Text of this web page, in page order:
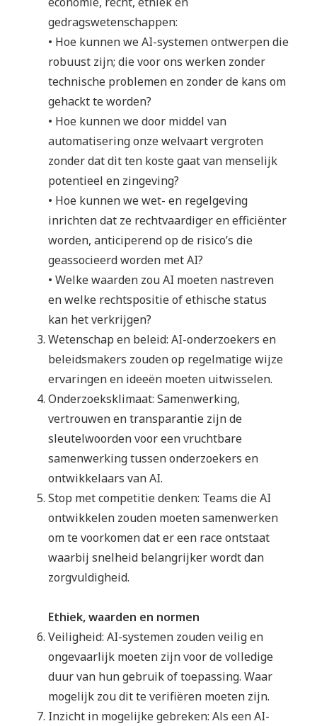
gedragswetenschappen:
• Hoe kunnen we AI-systemen ontwerpen die
robuust zijn; die voor ons werken zonder
technische problemen en zonder de kans om
gehackt te worden?
• Hoe kunnen we door middel van
automatisering onze welvaart vergroten
zonder dat dit ten koste gaat van menselijk
potentieel en zingeving?
• Hoe kunnen we wet- en regelgeving
inrichten dat ze rechtvaardiger en efficiënter
worden, anticiperend op de risico’s die
geassocieerd worden met AI?
• Welke waarden zou AI moeten nastreven
en welke rechtspositie of ethische status
kan het verkrijgen?
Wetenschap en beleid: AI-onderzoekers en
beleidsmakers zouden op regelmatige wijze
ervaringen en ideeën moeten uitwisselen.
Onderzoeksklimaat: Samenwerking,
vertrouwen en transparantie zijn de
sleutelwoorden voor een vruchtbare
samenwerking tussen onderzoekers en
ontwikkelaars van AI.
Stop met competitie denken: Teams die AI
ontwikkelen zouden moeten samenwerken
om te voorkomen dat er een race ontstaat
waarbij snelheid belangrijker wordt dan
zorgvuldigheid.
Ethiek, waarden en normen
Veiligheid: AI-systemen zouden veilig en
ongevaarlijk moeten zijn voor de volledige
duur van hun gebruik of toepassing. Waar
mogelijk zou dit te verifiëren moeten zijn.
Inzicht in mogelijke gebreken: Als een AI-